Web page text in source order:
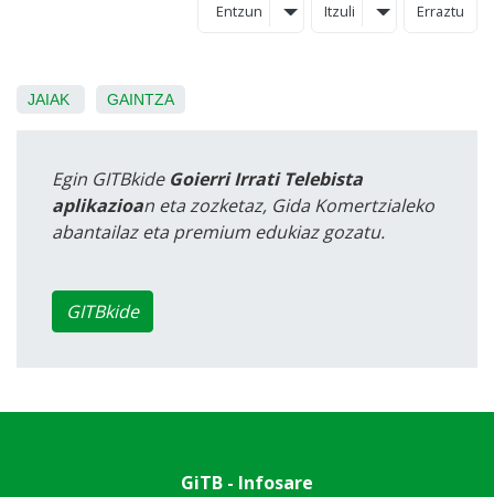
Entzun Itzuli Erraztu
JAIAK GAINTZA
Egin GITBkide Goierri Irrati Telebista
aplikazioan eta zozketaz, Gida Komertzialeko
abantailaz eta premium edukiaz gozatu.
GITBkide
GiTB - Infosare